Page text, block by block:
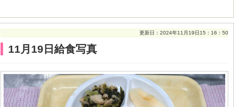
更新日：2024年11月19日15：16：50
11月19日給食写真